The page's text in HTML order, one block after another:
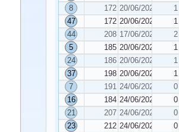
8
172 20/06/2025 1
47
172 20/06/2025 1
44
208 17/06/2025 2
5
185 20/06/2025 1
24
186 20/06/2025 1
37
198 20/06/2025 1
7
191 24/06/2025 0
16
184 24/06/2025 0
21
207 24/06/2025 0
23
212 24/06/2025 0